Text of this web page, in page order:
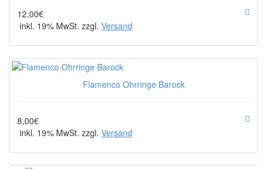
12,00€
inkl. 19% MwSt. zzgl. Versand
Flamenco Ohrringe Barock
8,00€
inkl. 19% MwSt. zzgl. Versand